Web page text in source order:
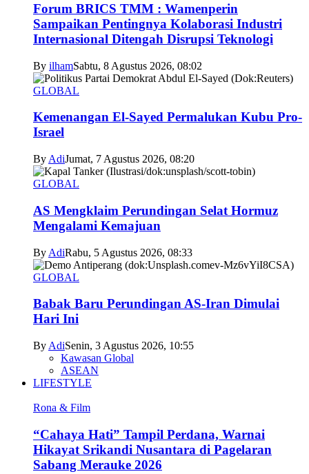
Forum BRICS TMM : Wamenperin
Sampaikan Pentingnya Kolaborasi Industri
Internasional Ditengah Disrupsi Teknologi
By ilhamSabtu, 8 Agustus 2026, 08:02
GLOBAL
Kemenangan El-Sayed Permalukan Kubu Pro-
Israel
By AdiJumat, 7 Agustus 2026, 08:20
GLOBAL
AS Mengklaim Perundingan Selat Hormuz
Mengalami Kemajuan
By AdiRabu, 5 Agustus 2026, 08:33
GLOBAL
Babak Baru Perundingan AS-Iran Dimulai
Hari Ini
By AdiSenin, 3 Agustus 2026, 10:55
Kawasan Global
ASEAN
LIFESTYLE
Rona & Film
“Cahaya Hati” Tampil Perdana, Warnai
Hikayat Srikandi Nusantara di Pagelaran
Sabang Merauke 2026